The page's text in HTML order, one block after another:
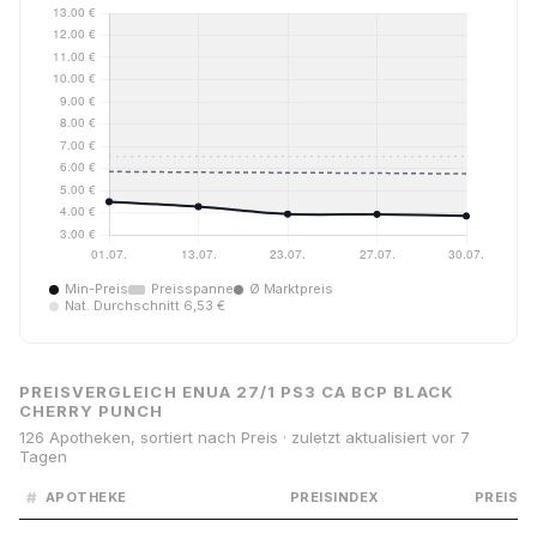
Min-Preis Preisspanne
Ø Marktpreis
Nat. Durchschnitt 6,53 €
PREISVERGLEICH ENUA 27/1 PS3 CA BCP BLACK
CHERRY PUNCH
126 Apotheken, sortiert nach Preis · zuletzt aktualisiert vor 7
Tagen
# APOTHEKE PREISINDEX PREIS